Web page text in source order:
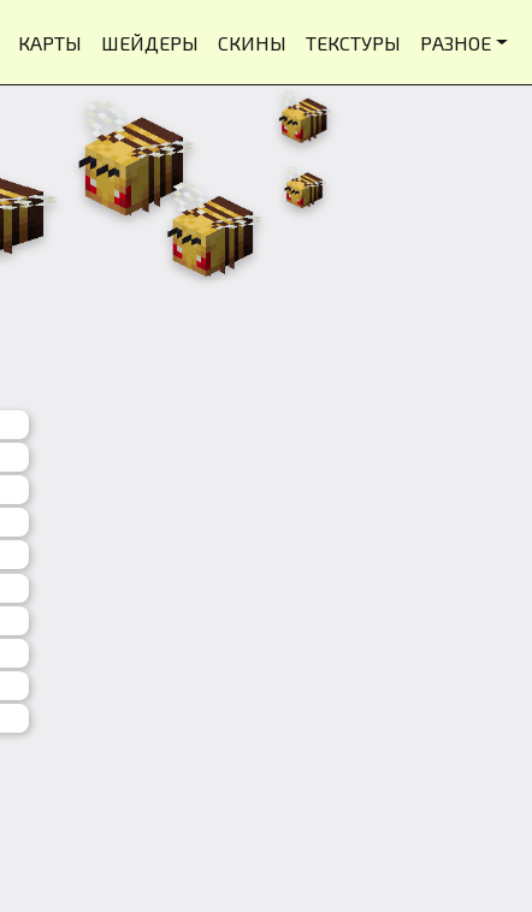
КАРТЫ ШЕЙДЕРЫ СКИНЫ ТЕКСТУРЫ РАЗНОЕ